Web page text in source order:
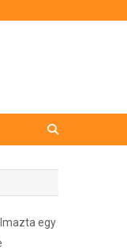
egy